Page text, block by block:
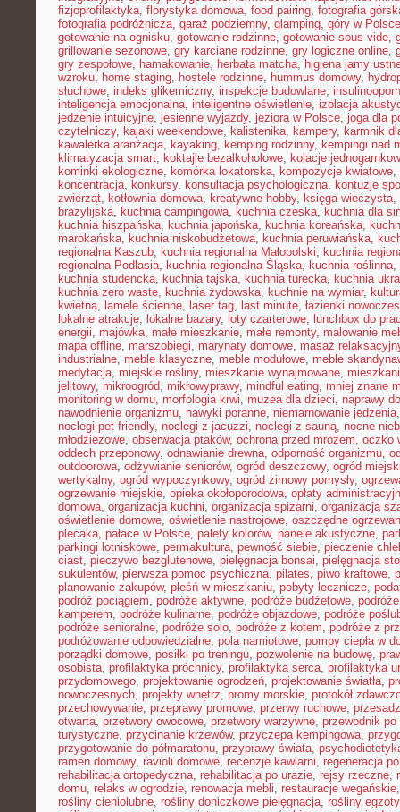
fizjoprofilaktyka, florystyka domowa, food pairing, fotografia
fotografia podróżnicza, garaż podziemny, glamping, góry w Polsce
gotowanie na ognisku, gotowanie rodzinne, gotowanie sous vide,
grillowanie sezonowe, gry karciane rodzinne, gry logiczne online,
gry zespołowe, hamakowanie, herbata matcha, higiena jamy
wzroku, home staging, hostele rodzinne, hummus domowy,
słuchowe, indeks glikemiczny, inspekcje budowlane,
inteligencja emocjonalna, inteligentne oświetlenie, izolacja
jedzenie intuicyjne, jesienne wyjazdy, jeziora w Polsce, joga dla
czytelniczy, kajaki weekendowe, kalistenika, kampery, karmnik
kawalerka aranżacja, kayaking, kemping rodzinny, kempingi nad
klimatyzacja smart, koktajle bezalkoholowe, kolacje
kominki ekologiczne, komórka lokatorska, kompozycje kwiatowe,
koncentracja, konkursy, konsultacja psychologiczna, kontuzje
zwierząt, kotłownia domowa, kreatywne hobby, księga wieczysta,
brazylijska, kuchnia campingowa, kuchnia czeska, kuchnia dla
kuchnia hiszpańska, kuchnia japońska, kuchnia koreańska,
marokańska, kuchnia niskobudżetowa, kuchnia peruwiańska,
regionalna Kaszub, kuchnia regionalna Małopolski, kuchnia
regionalna Podlasia, kuchnia regionalna Śląska, kuchnia roślinna,
kuchnia studencka, kuchnia tajska, kuchnia turecka, kuchnia
kuchnia zero waste, kuchnia żydowska, kuchnie na wymiar,
kwietna, lamele ścienne, laser tag, last minute, łazienki
lokalne atrakcje, lokalne bazary, loty czarterowe, lunchbox do
energii, majówka, małe mieszkanie, małe remonty, malowanie
mapa offline, marszobiegi, marynaty domowe, masaż
industrialne, meble klasyczne, meble modułowe, meble
medytacja, miejskie rośliny, mieszkanie wynajmowane,
jelitowy, mikroogród, mikrowyprawy, mindful eating, mniej znane
monitoring w domu, morfologia krwi, muzea dla dzieci, naprawy
nawodnienie organizmu, nawyki poranne, niemarnowanie jedzenia
noclegi pet friendly, noclegi z jacuzzi, noclegi z sauną, nocne
młodzieżowe, obserwacja ptaków, ochrona przed mrozem, oczko
oddech przeponowy, odnawianie drewna, odporność organizmu,
outdoorowa, odżywianie seniorów, ogród deszczowy, ogród
wertykalny, ogród wypoczynkowy, ogród zimowy pomysły,
ogrzewanie miejskie, opieka okołoporodowa, opłaty
domowa, organizacja kuchni, organizacja spiżarni, organizacja
oświetlenie domowe, oświetlenie nastrojowe, oszczędne
plecaka, pałace w Polsce, palety kolorów, panele akustyczne,
parkingi lotniskowe, permakultura, pewność siebie, pieczenie
ciast, pieczywo bezglutenowe, pielęgnacja bonsai, pielęgnacja
sukulentów, pierwsza pomoc psychiczna, pilates, piwo kraftowe,
planowanie zakupów, pleśń w mieszkaniu, pobyty lecznicze,
podróż pociągiem, podróże aktywne, podróże budżetowe,
kamperem, podróże kulinarne, podróże objazdowe, podróże
podróże senioralne, podróże solo, podróże z kotem, podróże z
podróżowanie odpowiedzialne, pola namiotowe, pompy ciepła w
porządki domowe, posiłki po treningu, pozwolenie na budowę,
osobista, profilaktyka próchnicy, profilaktyka serca, profilaktyka
przydomowego, projektowanie ogrodzeń, projektowanie światła,
nowoczesnych, projekty wnętrz, promy morskie, protokół
przechowywanie, przeprawy promowe, przerwy ruchowe,
otwarta, przetwory owocowe, przetwory warzywne, przewodnik
turystyczne, przycinanie krzewów, przyczepa kempingowa,
przygotowanie do półmaratonu, przyprawy świata,
ramen domowy, ravioli domowe, recenzje kawiarni, regeneracja
rehabilitacja ortopedyczna, rehabilitacja po urazie, rejsy rzeczne,
domu, relaks w ogrodzie, renowacja mebli, restauracje wegańskie
rośliny cieniolubne, rośliny doniczkowe pielęgnacja, rośliny